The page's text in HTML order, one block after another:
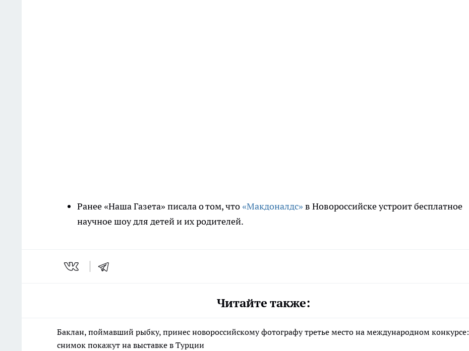
Ранее «Наша Газета» писала о том, что «Макдоналдс» в Новороссийске устроит бесплатное
научное шоу для детей и их родителей.
Читайте также:
Баклан, поймавший рыбку, принес новороссийскому фотографу третье место на международном конкурсе:
снимок покажут на выставке в Турции